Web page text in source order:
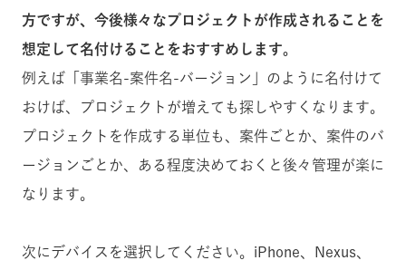
方ですが、今後様々なプロジェクトが作成されることを
想定して名付けることをおすすめします。
例えば「事業名-案件名-バージョン」のように名付けて
おけば、プロジェクトが増えても探しやすくなります。
プロジェクトを作成する単位も、案件ごとか、案件のバ
ージョンごとか、ある程度決めておくと後々管理が楽に
なります。
次にデバイスを選択してください。iPhone、Nexus、